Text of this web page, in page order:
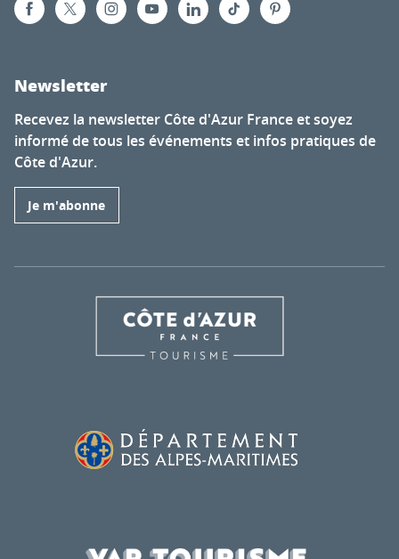
Newsletter
Recevez la newsletter Côte d'Azur France et soyez
informé de tous les événements et infos pratiques de
Côte d'Azur.
Je m'abonne